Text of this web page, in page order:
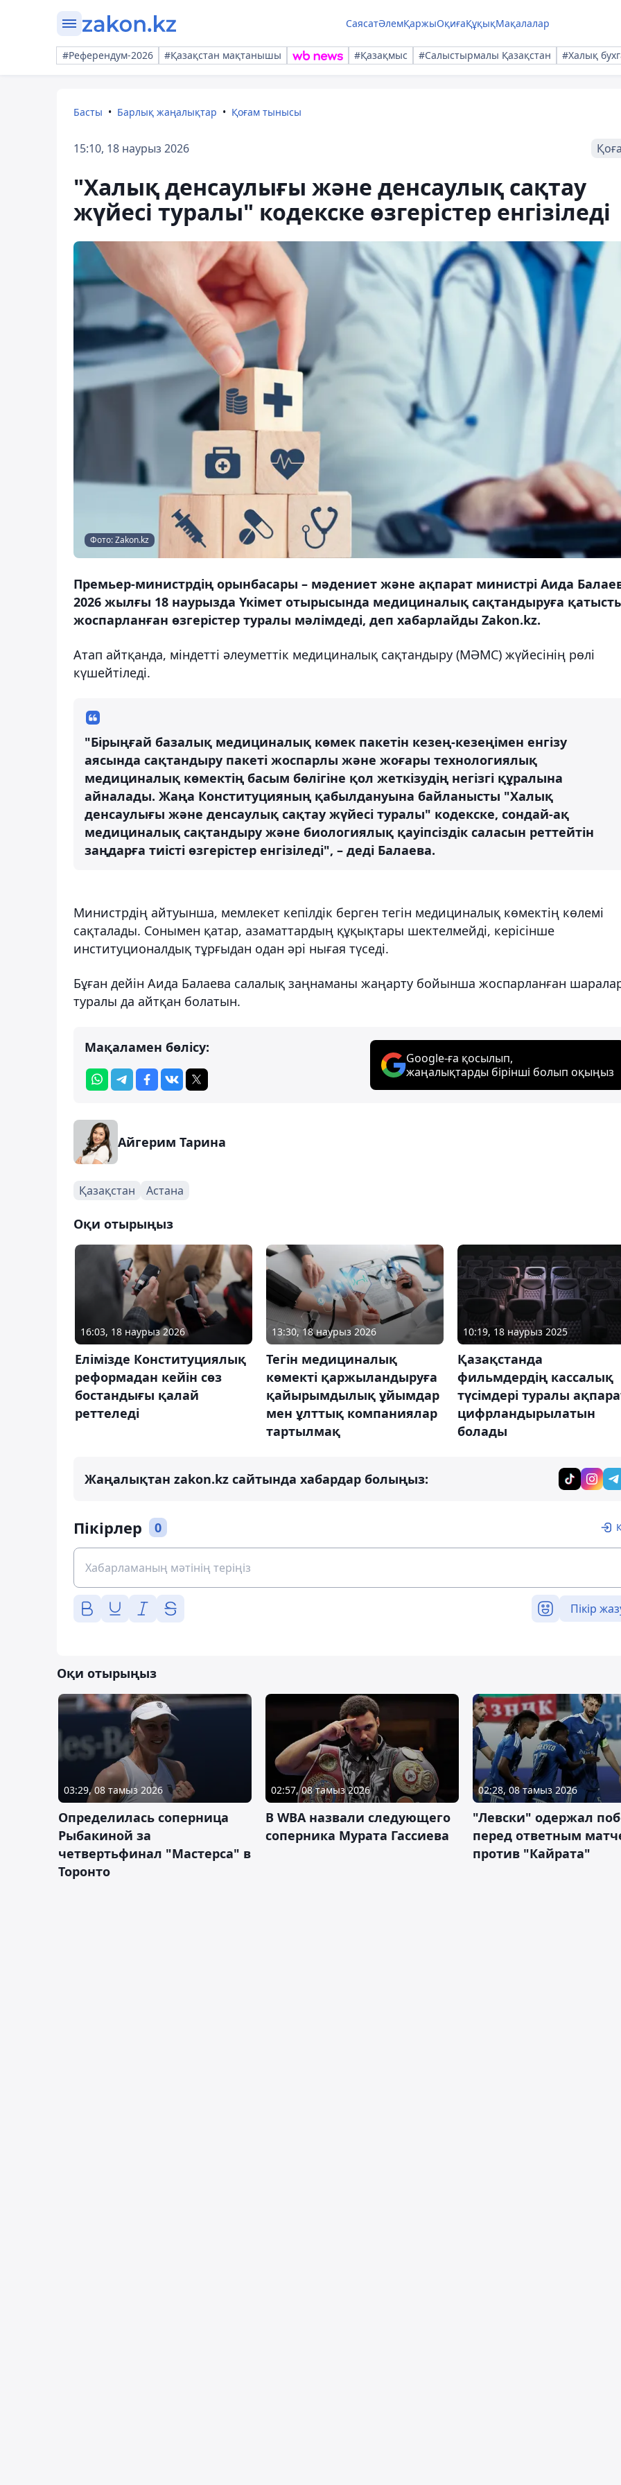
СаясатӘлемҚаржыОқиғаҚұқықМақалалар
#Референдум-2026 #Қазақстан мақтанышы #Қазақмыс #Салыстырмалы Қазақстан #Халық
Басты Барлық жаңалықтар Қоғам тынысы
15:10, 18 наурыз 2026
"Халық денсаулығы және денсаулық сақтау
жүйесі туралы" кодекске өзгерістер енгізіледі
Фото: Zakon.kz
Премьер-министрдің орынбасары – мәдениет және ақпарат министрі Аида
2026 жылғы 18 наурызда Үкімет отырысында медициналық сақтандыруға
жоспарланған өзгерістер туралы мәлімдеді, деп хабарлайды Zakon.kz.
Атап айтқанда, міндетті әлеуметтік медициналық сақтандыру (МӘМС) жүйесінің рөлі
күшейтіледі.
"Бірыңғай базалық медициналық көмек пакетін кезең-кезеңімен енгізу
аясында сақтандыру пакеті жоспарлы және жоғары технологиялық
медициналық көмектің басым бөлігіне қол жеткізудің негізгі құралына
айналады. Жаңа Конституцияның қабылдануына байланысты "Халық
денсаулығы және денсаулық сақтау жүйесі туралы" кодекске, сондай-ақ
медициналық сақтандыру және биологиялық қауіпсіздік саласын реттейтін
заңдарға тиісті өзгерістер енгізіледі", – деді Балаева.
Министрдің айтуынша, мемлекет кепілдік берген тегін медициналық көмектің көлемі
сақталады. Сонымен қатар, азаматтардың құқықтары шектелмейді, керісінше
институционалдық тұрғыдан одан әрі нығая түседі.
Бұған дейін Аида Балаева салалық заңнаманы жаңарту бойынша жоспарланған
туралы да айтқан болатын.
Мақаламен бөлісу:
Google-ға қосылып,
жаңалықтарды бірінші болып оқыңыз
Айгерим Тарина
Қазақстан Астана
Оқи отырыңыз
16:03, 18 наурыз 2026
Елімізде Конституциялық
реформадан кейін сөз
бостандығы қалай
реттеледі
13:30, 18 наурыз 2026
Тегін медициналық
көмекті қаржыландыруға
қайырымдылық ұйымдар
мен ұлттық компаниялар
тартылмақ
10:19, 18 наурыз 2025
Қазақстанда
фильмдердің кассалық
түсімдері туралы
цифрландырылатын
болады
Жаңалықтан zakon.kz сайтында хабардар болыңыз:
Пікірлер 0
Пікір
Оқи отырыңыз
03:29, 08 тамыз 2026
Определилась соперница
Рыбакиной за
четвертьфинал "Мастерса" в
Торонто
02:57, 08 тамыз 2026
В WBA назвали следующего
соперника Мурата Гассиева
02:28, 08 тамыз 2026
"Левски" одержал
перед ответным
против "Кайрата"